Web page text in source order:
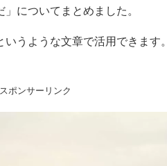
についてまとめました。
うような文章で活用できます。
スポンサーリンク